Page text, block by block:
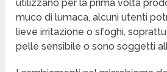
utilizzano per la prima volta
muco di lumaca, alcuni utenti
lieve irritazione o sfoghi,
pelle sensibile o sono soggetti